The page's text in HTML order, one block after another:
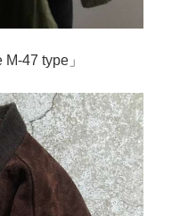
M-47 type」